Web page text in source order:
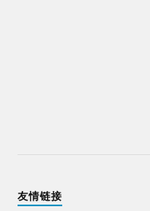
友情链接